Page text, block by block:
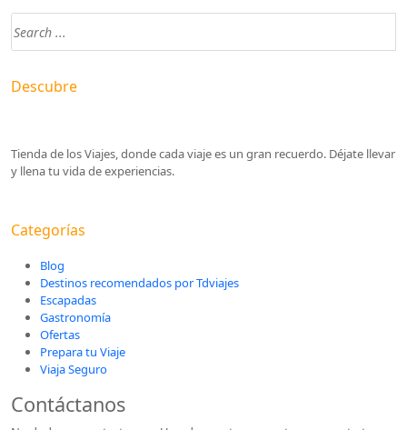
Descubre
Tienda de los Viajes, donde cada viaje es un gran recuerdo. Déjate llevar
y llena tu vida de experiencias.
Categorías
Blog
Destinos recomendados por Tdviajes
Escapadas
Gastronomía
Ofertas
Prepara tu Viaje
Viaja Seguro
Contáctanos